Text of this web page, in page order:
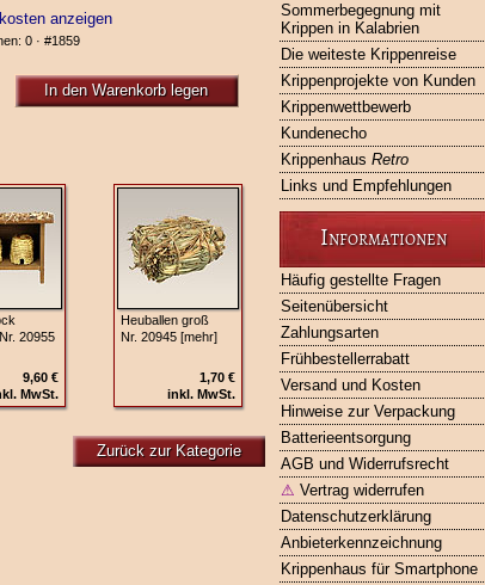
Sommerbegegnung mit
Krippen in Kalabrien
Die weiteste Krippenreise
Krippenprojekte von Kunden
Krippenwettbewerb
Kundenecho
Krippenhaus Retro
Links und Empfehlungen
Informationen
Häufig gestellte Fragen
Seitenübersicht
Zahlungsarten
Frühbestellerrabatt
Versand und Kosten
Hinweise zur Verpackung
Batterieentsorgung
AGB und Widerrufsrecht
⚠ Vertrag widerrufen
Datenschutzerklärung
Anbieterkennzeichnung
Krippenhaus für Smartphone
anzeigen
0 · #1859
In den Warenkorb legen
20955
9,60 €
MwSt.
Heuballen groß
Nr. 20945 [mehr]
1,70 €
inkl. MwSt.
Zurück zur Kategorie